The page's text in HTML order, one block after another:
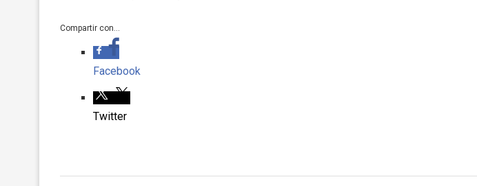
Compartir con...
Facebook
Twitter